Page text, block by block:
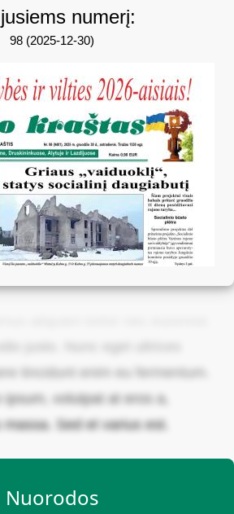
numerį:
98 (2025-12-30)
tincidunt enim eu fermentum.
ipsum, volutpat at eros a,
Sed et varius est.
Nuorodos